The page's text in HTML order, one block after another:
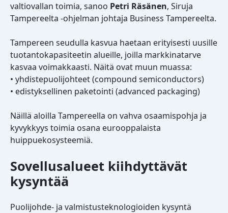
valtiovallan toimia, sanoo Petri Räsänen, Siruja
Tampereelta -ohjelman johtaja Business Tampereelta.
Tampereen seudulla kasvua haetaan erityisesti uusille
tuotantokapasiteetin alueille, joilla markkinatarve
kasvaa voimakkaasti. Näitä ovat muun muassa:
• yhdistepuolijohteet (compound semiconductors)
• edistyksellinen paketointi (advanced packaging)
Näillä aloilla Tampereella on vahva osaamispohja ja
kyvykkyys toimia osana eurooppalaista
huippuekosysteemiä.
Sovellusalueet kiihdyttävät
kysyntää
Puolijohde- ja valmistusteknologioiden kysyntä